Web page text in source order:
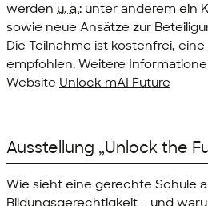
werden u. a.: unter anderem ein
sowie neue Ansätze zur
Die Teilnahme ist kostenfrei,
empfohlen. Weitere
Website Unlock mAI Future
Ausstellung „Unlock the
Wie sieht eine gerechte Schule
Bildungsgerechtigkeit – und